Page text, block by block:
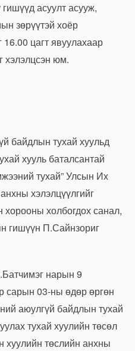
асуулт асууж,
зөрүүтэй хоёр
цагт явуулахаар
хэлэлцсэн юм.
байдлын тухай хуульд
хууль баталсантай
тухай” Улсын Их
хэлэлцүүлгийг
холбогдох санал,
гишүүн П.Сайнзориг
нарын 9
сарын 03-ны өдөр өргөн
аюулгүй байдлын тухай
тухай хуулийн төсөл
хуулийн төслийн анхны